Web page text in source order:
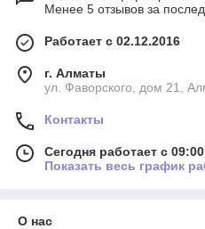
Менее 5 отзывов за
Работает с 02.12.2016
г. Алматы
ул. Фаворского, дом 21,
Контакты
Сегодня работает с
Показать весь график
О нас